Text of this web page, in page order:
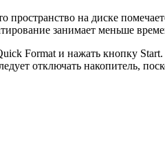
на диске
занимает меньше
Format и нажать кнопку
отключать накопитель,